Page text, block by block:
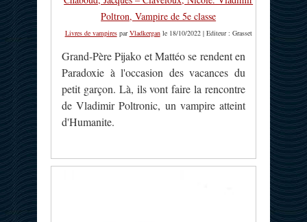
Poltron, Vampire de 5e classe
Livres de vampiresparVladkerganle 18/10/2022 | Editeur : Grasset
Grand-Père Pijako et Mattéo se rendent en
Paradoxie à l'occasion des vacances du
petit garçon. Là, ils vont faire la rencontre
de Vladimir Poltronic, un vampire atteint
d'Humanite.